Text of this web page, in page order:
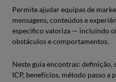
Permite ajudar equipas de
mensagens, conteúdos e
específico valoriza — incluindo
obstáculos e comportamentos.
Neste guia encontras:
ICP, benefícios, método passo a